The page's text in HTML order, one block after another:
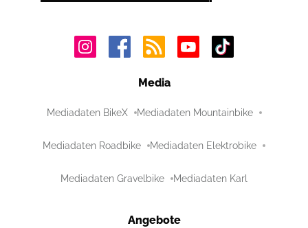
Media
Mediadaten BikeX Mediadaten Mountainbike
Mediadaten Roadbike Mediadaten Elektrobike
Mediadaten Gravelbike Mediadaten Karl
Angebote